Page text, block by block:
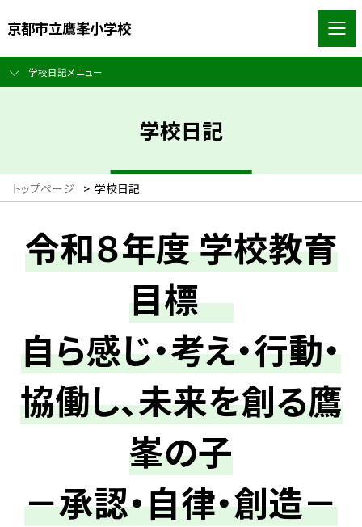
京都市立鷹峯小学校
学校日記メニュー
学校日記
トップページ > 学校日記
令和８年度 学校教育
目標
自ら感じ・考え・行動・
協働し、未来を創る鷹
峯の子
－承認・自律・創造－